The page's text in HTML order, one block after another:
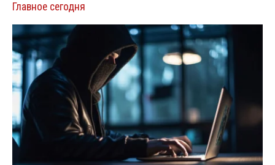
Главное сегодня